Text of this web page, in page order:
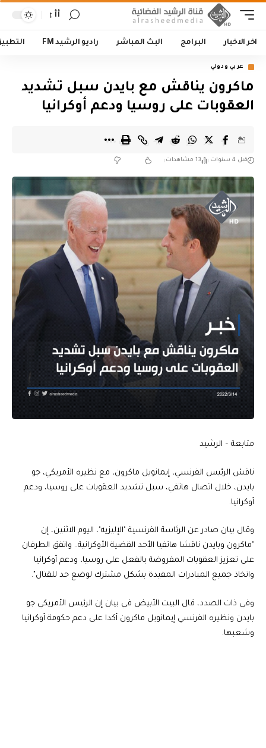
أأ
اخر الاخبار البرامج البث المباشر راديو الرشيد FM
عربي ودولي
ماكرون يناقش مع بايدن سبل تشديد
العقوبات على روسيا ودعم أوكرانيا
قبل 4 سنوات 13 مشاهدات
متابعة – الرشيد
ناقش الرئيس الفرنسي، إيمانويل ماكرون، مع نظيره الأمريكي، جو
بايدن، خلال اتصال هاتفي، سبل تشديد العقوبات على روسيا، ودعم
أوكرانيا.
وقال بيان صادر عن الرئاسة الفرنسية "الإليزيه"، اليوم الاثنين، إن
"ماكرون وبايدن ناقشا هاتفيا الأحد القضية الأوكرانية.. واتفق الطرفان
على تعزيز العقوبات المفروضة بالفعل على روسيا، ودعم أوكرانيا
واتخاذ جميع المبادرات المفيدة بشكل مشترك لوضع حد للقتال".
وفي ذات الصدد، قال البيت الأبيض في بيان إن الرئيس الأمريكي جو
بايدن ونظيره الفرنسي إيمانويل ماكرون أكدا على دعم حكومة أوكرانيا
وشعبها.